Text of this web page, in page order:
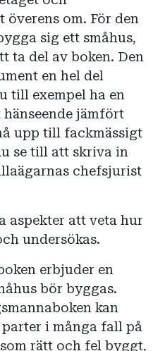
överens om. För den
sig ett småhus,
ta del av boken. Den
en hel del
till exempel ha en
jämfört
upp till fackmässigt
se till att skriva in
chefsjurist
aspekter att veta hur
undersökas.
erbjuder en
bör byggas.
kan
i många fall på
rätt och fel byggt,